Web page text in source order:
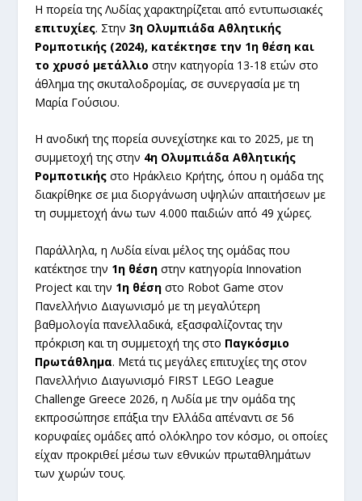
Η πορεία της Λυδίας χαρακτηρίζεται από εντυπωσιακές
επιτυχίες. Στην 3η Ολυμπιάδα Αθλητικής
Ρομποτικής (2024), κατέκτησε την 1η θέση και
το χρυσό μετάλλιο στην κατηγορία 13-18 ετών στο
άθλημα της σκυταλοδρομίας, σε συνεργασία με τη
Μαρία Γούσιου.
Η ανοδική της πορεία συνεχίστηκε και το 2025, με τη
συμμετοχή της στην 4η Ολυμπιάδα Αθλητικής
Ρομποτικήςστο Ηράκλειο Κρήτης, όπου η ομάδα της
διακρίθηκε σε μια διοργάνωση υψηλών απαιτήσεων με
τη συμμετοχή άνω των 4.000 παιδιών από 49 χώρες.
Παράλληλα, η Λυδία είναι μέλος της ομάδας που
κατέκτησε την 1η θέσηστην κατηγορία Innovation
Project και την 1η θέσηστο Robot Game στον
Πανελλήνιο Διαγωνισμό με τη μεγαλύτερη
βαθμολογία πανελλαδικά, εξασφαλίζοντας την
πρόκριση και τη συμμετοχή της στο Παγκόσμιο
Πρωτάθλημα. Μετά τις μεγάλες επιτυχίες της στον
Πανελλήνιο Διαγωνισμό FIRST LEGO League
Challenge Greece 2026, η Λυδία με την ομάδα της
εκπροσώπησε επάξια την Ελλάδα απέναντι σε 56
κορυφαίες ομάδες από ολόκληρο τον κόσμο, οι οποίες
είχαν προκριθεί μέσω των εθνικών πρωταθλημάτων
των χωρών τους.